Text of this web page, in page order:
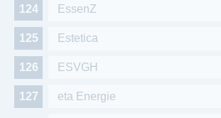
EssenZ
Estetica
ESVGH
eta Energie